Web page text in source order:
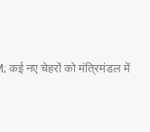
कई नए चेहरों को मंत्रिमंडल में